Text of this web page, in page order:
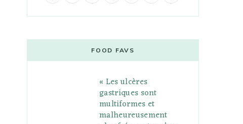
b
t
g
l
e
P
t
a
g
r
a
e
r
e
s
o
l
FOOD FAVS
« Les ulcères
gastriques sont
multiformes et
malheureusement